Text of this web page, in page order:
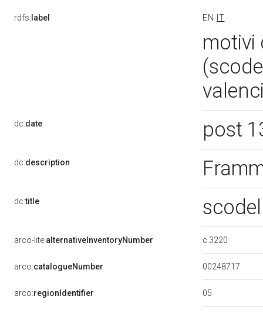
rdfs: label EN IT
motivi
dc:date post
dc:description
dc:title
arco-lite:alternativeInventoryNumber c.3220
arco:catalogueNumber 00248717
arco:regionIdentifier 05